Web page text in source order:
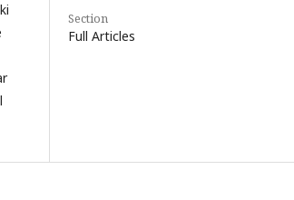
Section
Full Articles